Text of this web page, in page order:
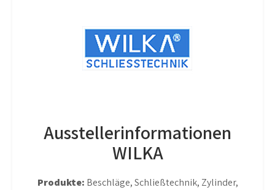
Ausstellerinformationen
WILKA
Produkte: Beschläge, Schließtechnik, Zylinder,